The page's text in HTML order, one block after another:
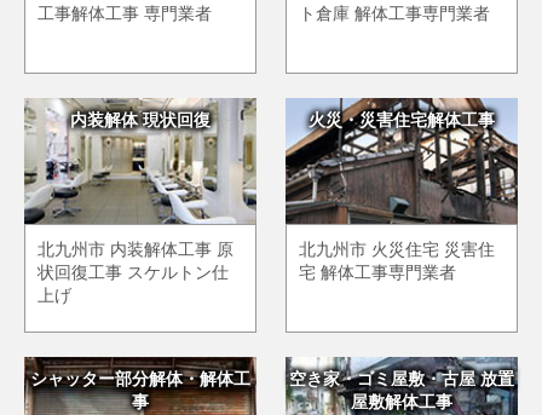
工事解体工事 専門業者
ト倉庫 解体工事専門業者
内装解体 現状回復
北九州市 内装解体工事 原
状回復工事 スケルトン仕
上げ
火災・災害住宅解体工事
北九州市 火災住宅 災害住
宅 解体工事専門業者
シャッター部分解体・解体工
事
空き家・ゴミ屋敷・古屋 放置
屋敷解体工事